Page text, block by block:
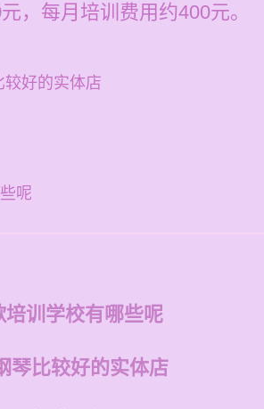
，每月培训费用约400元。
好的实体店
呢
训学校有哪些呢
琴比较好的实体店